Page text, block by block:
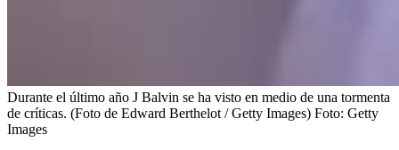
Durante el último año J Balvin se ha visto en medio de una tormenta
de críticas. (Foto de Edward Berthelot / Getty Images) Foto: Getty
Images